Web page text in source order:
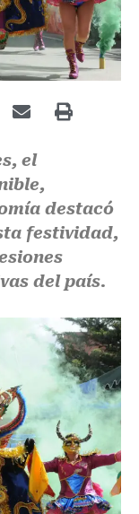
el
destacó
festividad,
del país.